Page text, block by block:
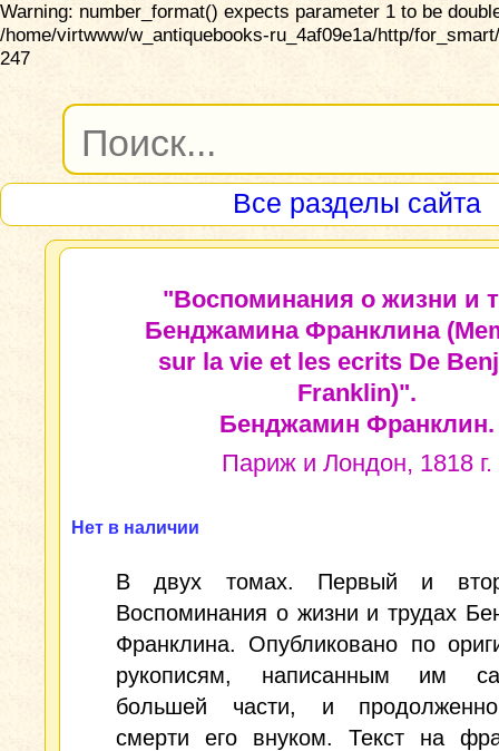
Warning: number_format() expects parameter 1 to be
/home/virtwww/w_antiquebooks-ru_4af09e1a/http/
247
Все разделы сайта
"Воспоминания о жизни и
Бенджамина Франклина
sur la vie et les ecrits De
Franklin)".
Бенджамин Франклин.
Париж и Лондон, 1818 г.
Нет в наличии
В двух томах. Первый и
Воспоминания о жизни и трудах
Франклина. Опубликовано по
рукописям, написанным им
большей части, и
смерти его внуком. Текст на